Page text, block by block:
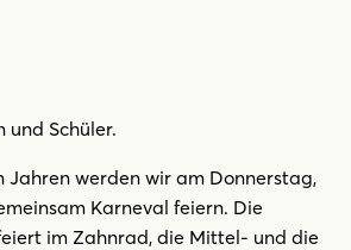
und Schüler.
Jahren werden wir am Donnerstag,
Karneval feiern. Die
im Zahnrad, die Mittel- und die